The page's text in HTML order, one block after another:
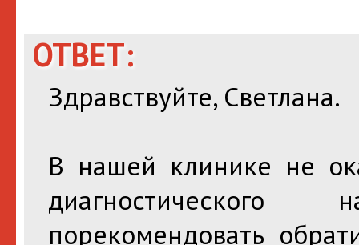
ОТВЕТ:
Здравствуйте, Светлана.
В нашей клинике не
порекомендовать